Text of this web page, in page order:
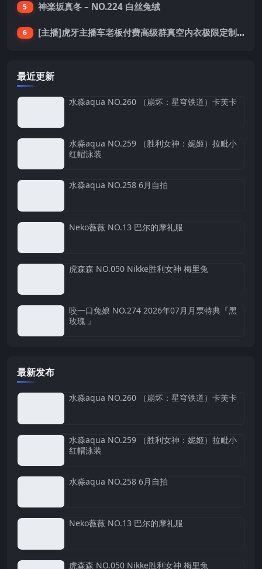
5 神楽坂真冬 – NO.224 白丝兔绒
6 [主播]虎牙主播车老板付费高级群真空内衣极限定制8分19
最近更新
水淼aqua NO.260 （崩坏：星穹铁道）卡芙卡
水淼aqua NO.259 （胜利女神：妮姬）拉毗小
红帽泳装
水淼aqua NO.258 6月自拍
Neko薇薇 NO.13 巴尔的摩礼服
虎森森 NO.050 Nikke胜利女神 梅里兔
咬一口兔娘 NO.274 2026年07月月票特典『黑
玫瑰 』
最新发布
水淼aqua NO.260 （崩坏：星穹铁道）卡芙卡
水淼aqua NO.259 （胜利女神：妮姬）拉毗小
红帽泳装
水淼aqua NO.258 6月自拍
Neko薇薇 NO.13 巴尔的摩礼服
虎森森 NO.050 Nikke胜利女神 梅里兔